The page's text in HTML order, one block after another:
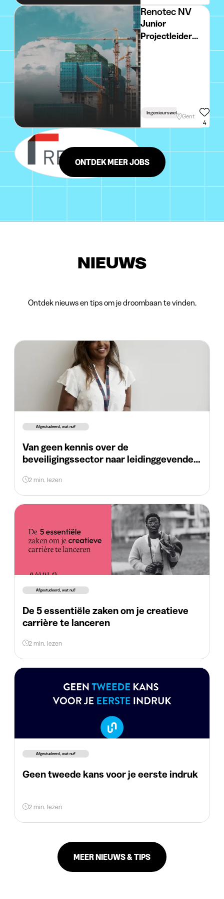
Renotec NV
Junior
Projectleider
regio Gent
Ingenieurswetenschappen
Gent
4
ONTDEK MEER JOBS
NIEUWS
Ontdek nieuws en tips om je droombaan te vinden.
Afgestudeerd, wat nu?
Van geen kennis over de
beveiligingssector naar leidinggevende.
2 min. lezen
Afgestudeerd, wat nu?
De 5 essentiële zaken om je creatieve
carrière te lanceren
2 min. lezen
Afgestudeerd, wat nu?
Geen tweede kans voor je eerste indruk
2 min. lezen
MEER NIEUWS & TIPS